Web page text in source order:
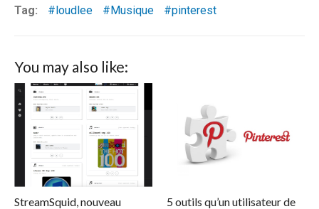
Tag: loudlee Musique pinterest
You may also like:
StreamSquid, nouveau
5 outils qu’un utilisateur de